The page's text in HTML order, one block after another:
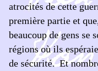
atrocités de cette
première partie et
beaucoup de gens se
régions où ils
de sécurité. Et